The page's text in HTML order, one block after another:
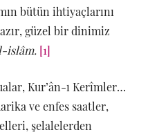
bütün ihtiyaçlarını
güzel bir dinimiz
islâm. [1]
Kur’ân-ı Kerîmler…
ve enfes saatler,
şelalelerden